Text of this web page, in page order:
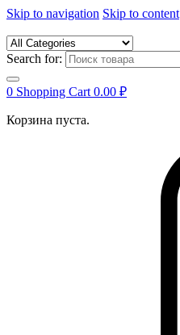
Skip to navigation Skip to content
Search for:
0 Shopping Cart 0.00 ₽
Корзина пуста.